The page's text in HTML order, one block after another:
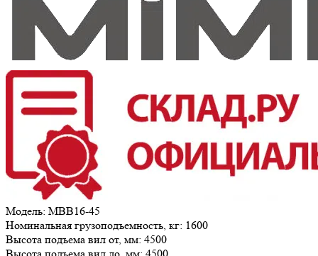
Модель: MBB16-45
Номинальная грузоподъемность, кг: 1600
Высота подъема вил от, мм: 4500